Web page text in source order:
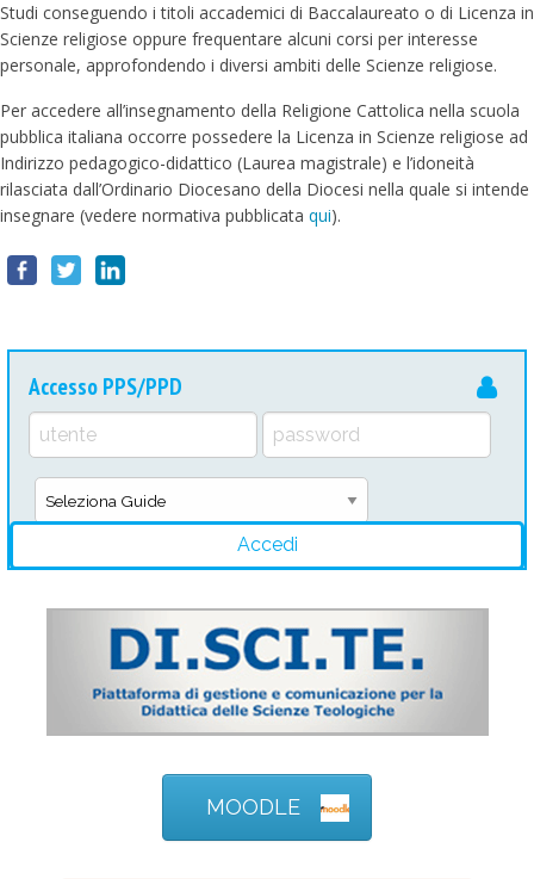
Studi conseguendo i titoli accademici di Baccalaureato o di Licenza in
Scienze religiose oppure frequentare alcuni corsi per interesse
personale, approfondendo i diversi ambiti delle Scienze religiose.
Per accedere all’insegnamento della Religione Cattolica nella scuola
pubblica italiana occorre possedere la Licenza in Scienze religiose ad
Indirizzo pedagogico-didattico (Laurea magistrale) e l’idoneità
rilasciata dall’Ordinario Diocesano della Diocesi nella quale si intende
insegnare (vedere normativa pubblicata qui).
Accesso PPS/PPD
MOODLE